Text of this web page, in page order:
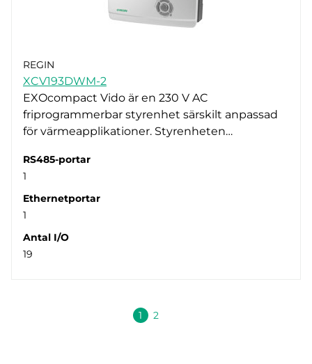
REGIN
XCV193DWM-2
EXOcompact Vido är en 230 V AC
friprogrammerbar styrenhet särskilt anpassad
för värmeapplikationer. Styrenheten…
RS485-portar
1
Ethernetportar
1
Antal I/O
19
1 2